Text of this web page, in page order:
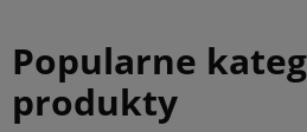
Popularne
produkty